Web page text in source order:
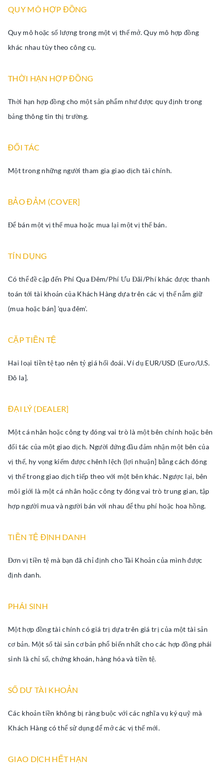
QUY MÔ HỢP ĐỒNG
Quy mô hoặc số lượng trong một vị thế mở. Quy mô hợp đồng
khác nhau tùy theo công cụ.
THỜI HẠN HỢP ĐỒNG
Thời hạn hợp đồng cho một sản phẩm như được quy định trong
bảng thông tin thị trường.
ĐỐI TÁC
Một trong những người tham gia giao dịch tài chính.
BẢO ĐẢM (COVER]
Để bán một vị thế mua hoặc mua lại một vị thế bán.
TÍN DỤNG
Có thể đề cập đến Phí Qua Đêm/Phí Ưu Đãi/Phí khác được thanh
toán tới tài khoản của Khách Hàng dựa trên các vị thế nắm giữ
(mua hoặc bán] 'qua đêm'.
CẶP TIỀN TỆ
Hai loại tiền tệ tạo nên tỷ giá hối đoái. Ví dụ EUR/USD (Euro/U.S.
Đô la].
ĐẠI LÝ (DEALER]
Một cá nhân hoặc công ty đóng vai trò là một bên chính hoặc bên
đối tác của một giao dịch. Người đứng đầu đảm nhận một bên của
vị thế, hy vọng kiếm được chênh lệch (lợi nhuận] bằng cách đóng
vị thế trong giao dịch tiếp theo với một bên khác. Ngược lại, bên
môi giới là một cá nhân hoặc công ty đóng vai trò trung gian, tập
hợp người mua và người bán với nhau để thu phí hoặc hoa hồng.
TIỀN TỆ ĐỊNH DANH
Đơn vị tiền tệ mà bạn đã chỉ định cho Tài Khoản của mình được
định danh.
PHÁI SINH
Một hợp đồng tài chính có giá trị dựa trên giá trị của một tài sản
cơ bản. Một số tài sản cơ bản phổ biến nhất cho các hợp đồng phái
sinh là chỉ số, chứng khoán, hàng hóa và tiền tệ.
SỐ DƯ TÀI KHOẢN
Các khoản tiền không bị ràng buộc với các nghĩa vụ ký quỹ mà
Khách Hàng có thể sử dụng để mở các vị thế mới.
GIAO DỊCH HẾT HẠN